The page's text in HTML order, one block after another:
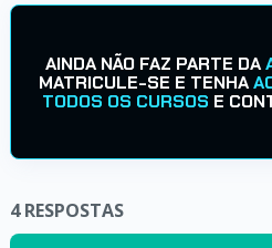
AINDA NÃO FAZ PARTE DA
MATRICULE-SE E TENHA
TODOS OS CURSOS E
4RESPOSTAS